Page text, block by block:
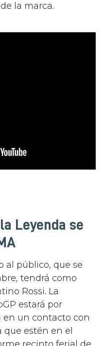
la marca.
Leyenda se
al público, que se
tendrá como
Rossi. La
estará por
en un contacto con
que estén en el